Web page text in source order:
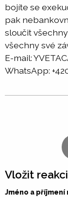
bojíte se
pak
sloučit
všechny své
E-mail:
WhatsApp:
Vložit reakci
Jméno a